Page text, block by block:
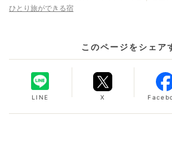
ひとり旅ができる宿
このページをシェア
LINE X